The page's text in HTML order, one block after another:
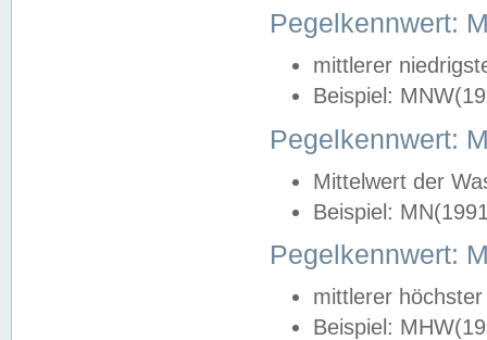
Pegelkennwert:
mittlerer
Beispiel:
Pegelkennwert:
Mittelwert der
Beispiel:
Pegelkennwert:
mittlerer
Beispiel: